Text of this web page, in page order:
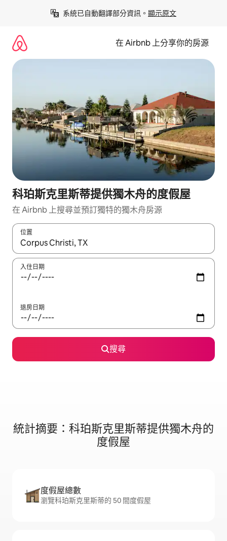
系統已自動翻譯部分資訊。 顯示原文
在 Airbnb 上分享你的房源
科珀斯克里斯蒂提供獨木舟的度假屋
在 Airbnb 上搜尋並預訂獨特的獨木舟房源
位置
如有搜尋結果，瀏覽內容時請使用上下箭頭，或輕點、滑動裝置。
入住日期
退房日期
搜尋
統計摘要：科珀斯克里斯蒂提供獨木舟的
度假屋
度假屋總數
瀏覽科珀斯克里斯蒂的 50 間度假屋